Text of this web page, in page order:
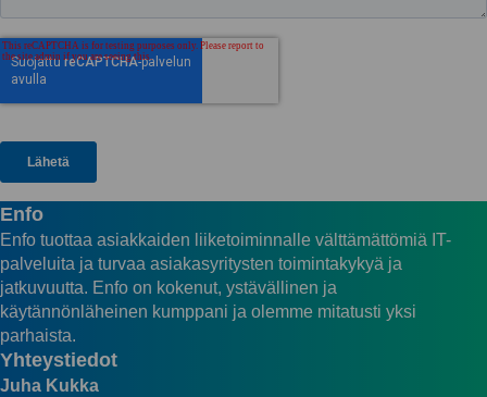
Enfo
Enfo tuottaa asiakkaiden liiketoiminnalle välttämättömiä IT-
palveluita ja turvaa asiakasyritysten toimintakykyä ja
jatkuvuutta. Enfo on kokenut, ystävällinen ja
käytännönläheinen kumppani ja olemme mitatusti yksi
parhaista.
Yhteystiedot
Juha Kukka